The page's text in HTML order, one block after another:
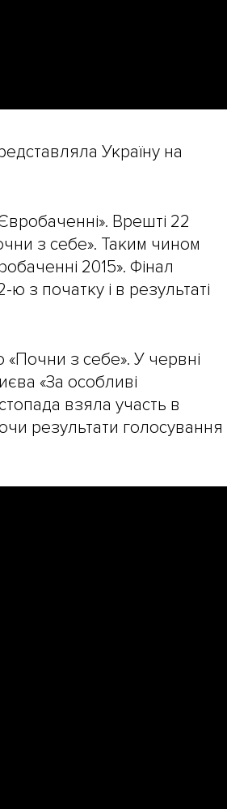
Україну на
Врешті 22
з себе». Таким чином
2015». Фінал
з початку і в результаті
«Почни з себе». У червні
«За особливі
взяла участь в
результати голосування